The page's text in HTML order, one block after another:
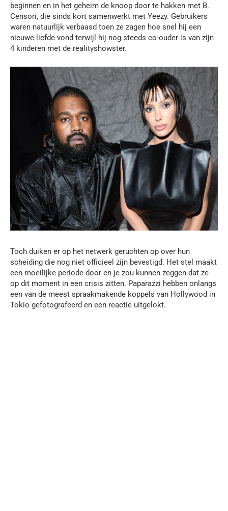
beginnen en in het geheim de knoop door te hakken met B.
Censori, die sinds kort samenwerkt met Yeezy. Gebruikers
waren natuurlijk verbaasd toen ze zagen hoe snel hij een
nieuwe liefde vond terwijl hij nog steeds co-ouder is van zijn
4 kinderen met de realityshowster.
Toch duiken er op het netwerk geruchten op over hun
scheiding die nog niet officieel zijn bevestigd. Het stel maakt
een moeilijke periode door en je zou kunnen zeggen dat ze
op dit moment in een crisis zitten. Paparazzi hebben onlangs
een van de meest spraakmakende koppels van Hollywood in
Tokio gefotografeerd en een reactie uitgelokt.